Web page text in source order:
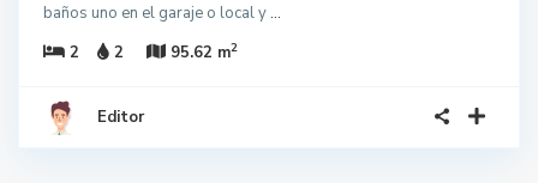
baños uno en el garaje o local y...
2
2 95.62 m2
Editor